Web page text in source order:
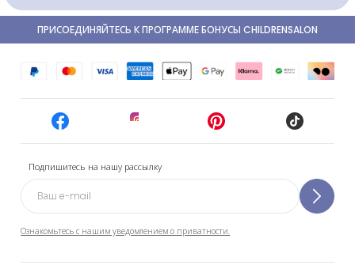
Подпишитесь на нашу рассылку
Ознакомьтесь с нашим уведомлением о приватности.
ПРИСОЕДИНЯЙТЕСЬ К ПРОГРАММЕ БОНУСЫ CHILDRENSALON